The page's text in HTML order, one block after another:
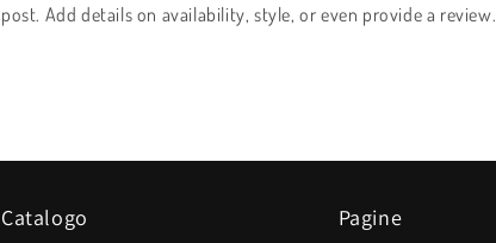
post. Add details on availability, style, or even provide a review.
Catalogo Pagine